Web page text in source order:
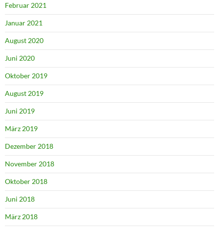
Februar 2021
Januar 2021
August 2020
Juni 2020
Oktober 2019
August 2019
Juni 2019
März 2019
Dezember 2018
November 2018
Oktober 2018
Juni 2018
März 2018